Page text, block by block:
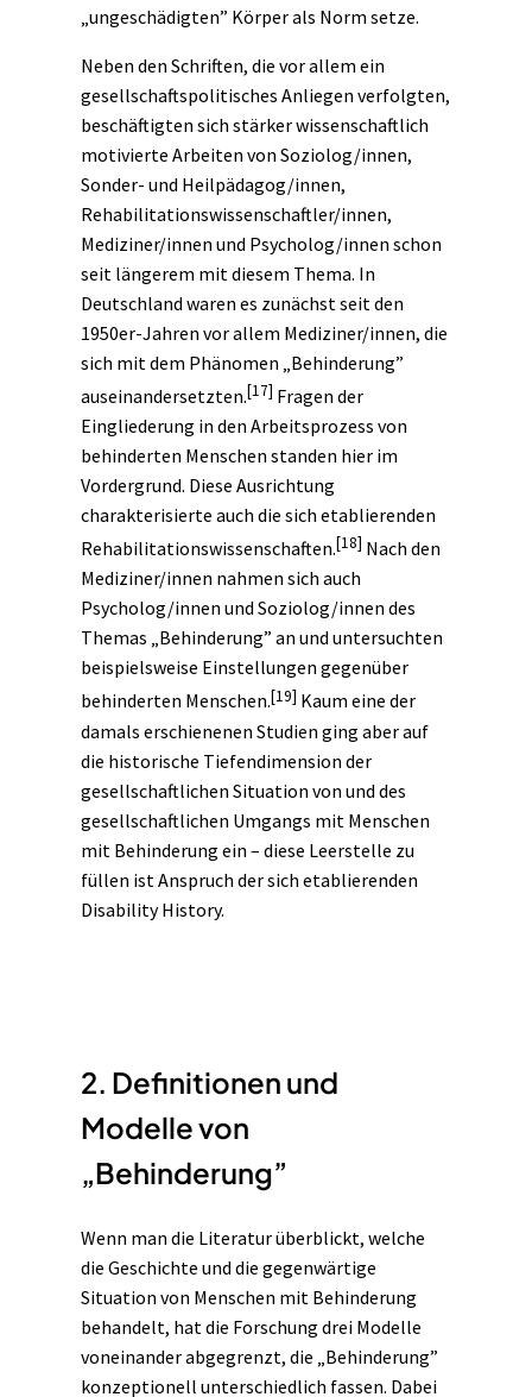
„ungeschädigten” Körper als Norm setze.
Neben den Schriften, die vor allem ein
gesellschaftspolitisches Anliegen verfolgten,
beschäftigten sich stärker wissenschaftlich
motivierte Arbeiten von Soziolog/innen,
Sonder- und Heilpädagog/innen,
Rehabilitationswissenschaftler/innen,
Mediziner/innen und Psycholog/innen schon
seit längerem mit diesem Thema. In
Deutschland waren es zunächst seit den
1950er-Jahren vor allem Mediziner/innen, die
sich mit dem Phänomen „Behinderung”
auseinandersetzten.[17] Fragen der
Eingliederung in den Arbeitsprozess von
behinderten Menschen standen hier im
Vordergrund. Diese Ausrichtung
charakterisierte auch die sich etablierenden
Rehabilitationswissenschaften.[18] Nach den
Mediziner/innen nahmen sich auch
Psycholog/innen und Soziolog/innen des
Themas „Behinderung” an und untersuchten
beispielsweise Einstellungen gegenüber
behinderten Menschen.[19] Kaum eine der
damals erschienenen Studien ging aber auf
die historische Tiefendimension der
gesellschaftlichen Situation von und des
gesellschaftlichen Umgangs mit Menschen
mit Behinderung ein – diese Leerstelle zu
füllen ist Anspruch der sich etablierenden
Disability History.
2. Definitionen und
Modelle von
„Behinderung”
Wenn man die Literatur überblickt, welche
die Geschichte und die gegenwärtige
Situation von Menschen mit Behinderung
behandelt, hat die Forschung drei Modelle
voneinander abgegrenzt, die „Behinderung”
konzeptionell unterschiedlich fassen. Dabei